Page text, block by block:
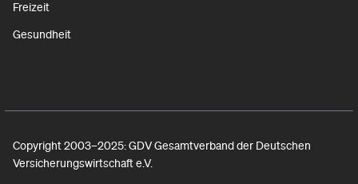
Freizeit
Gesundheit
Copyright 2003–2025: GDV Gesamtverband der Deutschen
Versicherungswirtschaft e.V.